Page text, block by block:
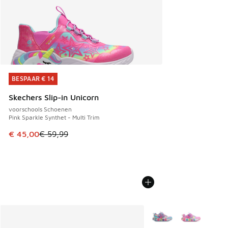
BESPAAR € 14
Skechers Slip-in Unicorn
voorschools Schoenen
Pink Sparkle Synthet - Multi Trim
Dit artikel is in de uitverkoop. Dit artikel is in de
€ 45,00€ 59,99
BESPAAR € 14
Meer kleuren